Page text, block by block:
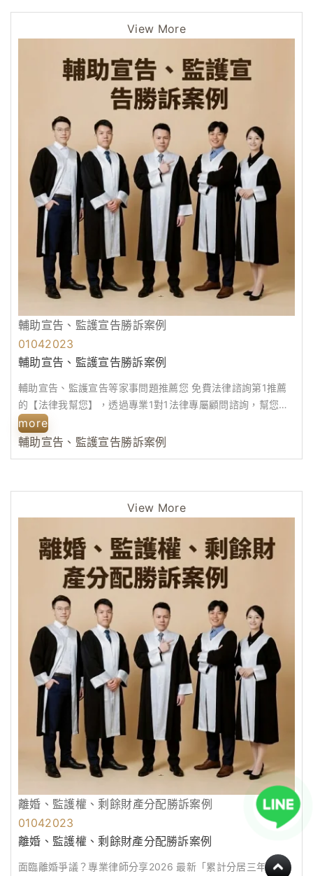
View More
輔助宣告、監護宣告勝訴案例
01042023
輔助宣告、監護宣告勝訴案例
輔助宣告、監護宣告等家事問題推薦您 免費法律諮詢第1推薦
的【法律我幫您】，透過專業1對1法律專屬顧問諮詢，幫您安
排適合的律師協助，歡迎立即來電諮...
more
輔助宣告、監護宣告勝訴案例
View More
離婚、監護權、剩餘財產分配勝訴案例
01042023
離婚、監護權、剩餘財產分配勝訴案例
面臨離婚爭議？專業律師分享2026 最新「累計分居三年」、